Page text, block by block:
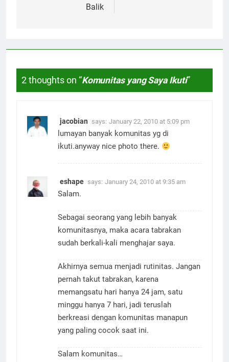
Balik
2 thoughts on “Komunitas yang Saya Ikuti”
jacobian says: January 22, 2010 at 5:09 pm
lumayan banyak komunitas yg di
ikuti.anyway nice photo there.
eshape says: January 24, 2010 at 9:35 am
Salam.
Sebagai seorang yang lebih banyak
komunitasnya, maka acara tabrakan
sudah berkali-kali menghajar saya.
Akhirnya semua menjadi rutinitas. Jangan
pernah takut tabrakan, karena
memangsatu hari hanya 24 jam, satu
minggu hanya 7 hari, jadi teruslah
berkreasi dengan komunitas manapun
yang paling cocok saat ini.
Salam komunitas…